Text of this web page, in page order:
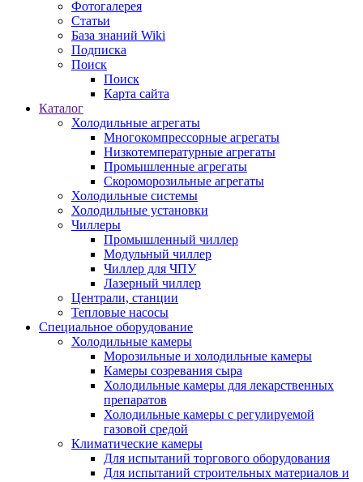
Фотогалерея
Статьи
База знаний Wiki
Подписка
Поиск
Поиск
Карта сайта
Каталог
Холодильные агрегаты
Многокомпрессорные агрегаты
Низкотемпературные агрегаты
Промышленные агрегаты
Скороморозильные агрегаты
Холодильные системы
Холодильные установки
Чиллеры
Промышленный чиллер
Модульный чиллер
Чиллер для ЧПУ
Лазерный чиллер
Централи, станции
Тепловые насосы
Специальное оборудование
Холодильные камеры
Морозильные и холодильные камеры
Камеры созревания сыра
Холодильные камеры для лекарственных
препаратов
Холодильные камеры с регулируемой
газовой средой
Климатические камеры
Для испытаний торгового оборудования
Для испытаний строительных материалов и